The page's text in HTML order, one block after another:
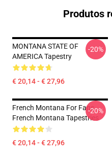
Produtos
MONTANA STATE OF
AMERICA Tapestry
€ 20,14 - € 27,96
-20%
French Montana For Fans
French Montana Tapestries
€ 20,14 - € 27,96
-20%